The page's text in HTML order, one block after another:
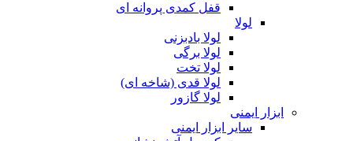
قفل کمدی پروانه ای
لولا
لولا بادبزنی
لولا برگی
لولا تخت
لولا قدی (شاخه ای)
لولا گازور
ابزار ایمنی
سایر ابزار ایمنی